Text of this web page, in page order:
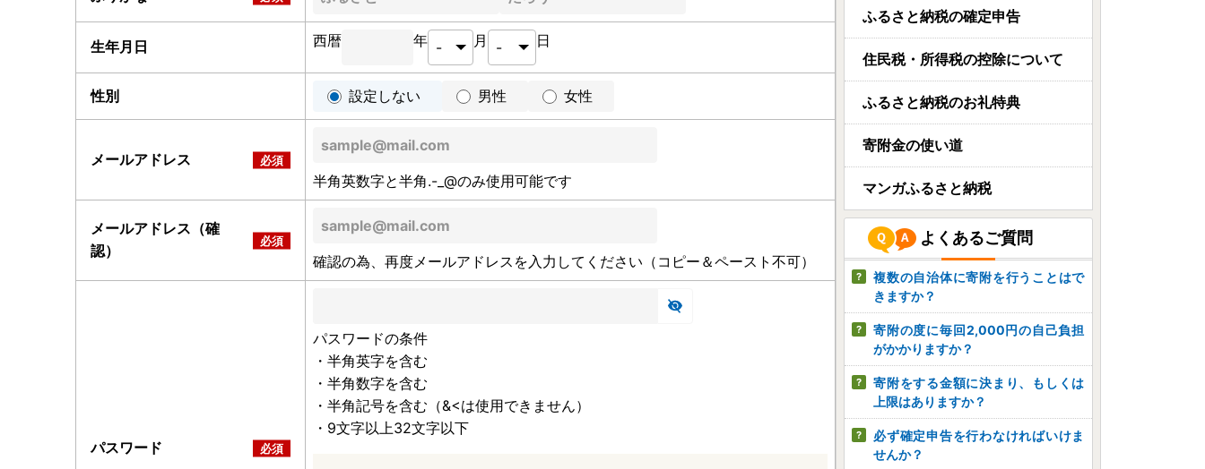
生年月日 西暦 年 月 日
性別 設定しない 男性 女性
メールアドレス
半角英数字と半角.-_@のみ使用可能です
メールアドレス（確
認）
確認の為、再度メールアドレスを入力してください（コピー＆ペースト不可）
パスワード
パスワードの条件
・半角英字を含む
・半角数字を含む
・半角記号を含む（&<は使用できません）
・9文字以上32文字以下
ふるさと納税の確定申告
住民税・所得税の控除について
ふるさと納税のお礼特典
寄附金の使い道
マンガふるさと納税
よくあるご質問
複数の自治体に寄附を行うことはで
きますか？
寄附の度に毎回2,000円の自己負担
がかかりますか？
寄附をする金額に決まり、もしくは
上限はありますか？
必ず確定申告を行わなければいけま
せんか？